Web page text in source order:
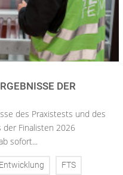
DER
des Praxistests und des
der Finalisten 2026
sofort...
Entwicklung FTS